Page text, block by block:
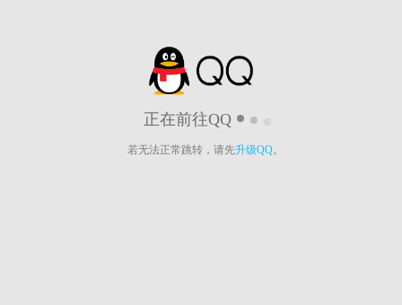
正在前往QQ
若无法正常跳转，请先升级QQ。